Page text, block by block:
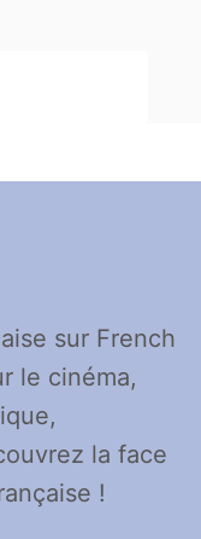
sur French
le cinéma,
la face
!